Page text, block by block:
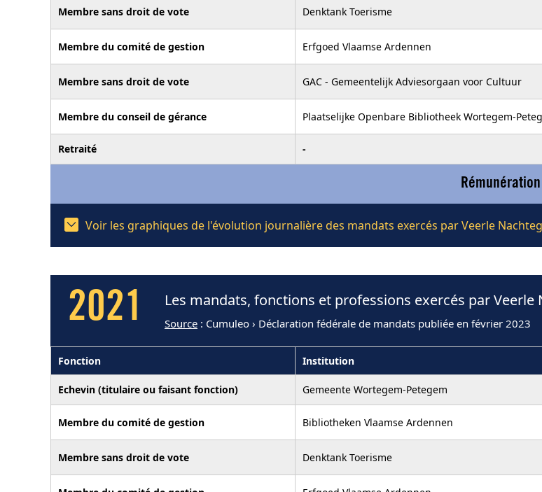
Membre sans droit de vote Denktank Toerisme
Membre du comité de gestion Erfgoed Vlaamse Ardennen
Membre sans droit de vote GAC - Gemeentelijk Adviesorgaan voor Cultuur
Membre du conseil de gérance Plaatselijke Openbare Bibliotheek Wortegem-
Retraité -
Voir les graphiques de l'évolution journalière des mandats exercés par Veerle
2021 Les mandats, fonctions et professions exercés par Veerle
Source : Cumuleo › Déclaration fédérale de mandats publiée en février 2023
Fonction Institution
Echevin (titulaire ou faisant fonction) Gemeente Wortegem-Petegem
Membre du comité de gestion Bibliotheken Vlaamse Ardennen
Membre sans droit de vote Denktank Toerisme